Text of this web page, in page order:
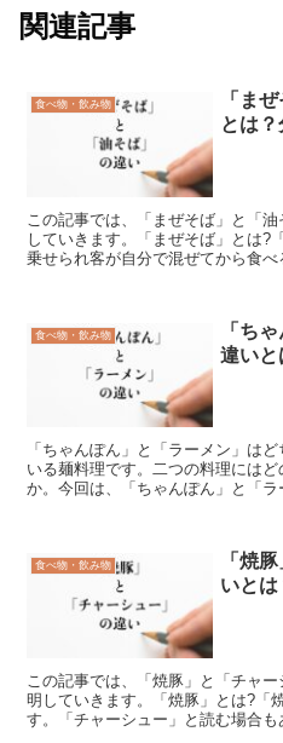
関連記事
食べ物・飲み物
「ま
とは
この記事では、「まぜそば」と「
していきます。「まぜそば」とは?
乗せられ客が自分で混ぜてから食べ
食べ物・飲み物
「ち
違いと
「ちゃんぽん」と「ラーメン」は
いる麺料理です。二つの料理には
か。今回は、「ちゃんぽん」と「ラ
食べ物・飲み物
「焼
いと
この記事では、「焼豚」と「チャ
明していきます。「焼豚」とは?「
す。「チャーシュー」と読む場合も